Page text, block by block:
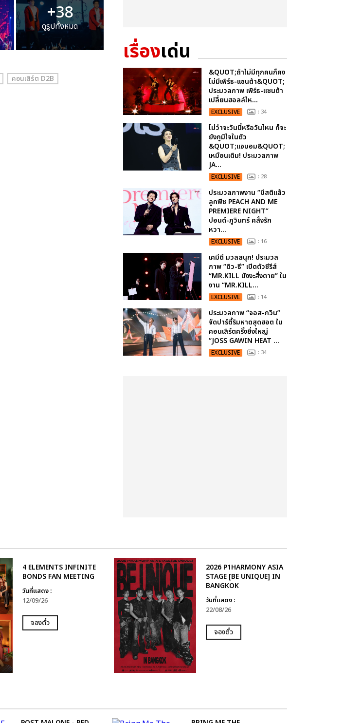
+38
ดูรูปทั้งหมด
คอนเสิร์ต D2B
เรื่องเด่น
&QUOT;ถ้าไม่มีทุกคนก็คง
ไม่มีเพิร์ธ-แซนต้า&QUOT;
ประมวลภาพ เพิร์ธ-แซนต้า
เปลี่ยนฮอลล์ให...
EXCLUSIVE : 34
ไม่ว่าจะวันนี้หรือวันไหน ก็จะ
ยังภูมิใจในตัว
&QUOT;แจบอม&QUOT;
เหมือนเดิม! ประมวลภาพ
JA...
EXCLUSIVE : 28
ประมวลภาพงาน “มีสติแล้ว
ลูกพีช PEACH AND ME
PREMIERE NIGHT”
ปอนด์-ภูวินทร์ คลั่งรัก
หวา...
EXCLUSIVE : 16
เคมีดี มวลสนุก! ประมวล
ภาพ “ดิว-ธี” เปิดตัวซีรีส์
“MR.KILL มังงะสั่งตาย” ใน
งาน “MR.KILL...
EXCLUSIVE : 14
ประมวลภาพ “จอส-กวิน”
จัดปาร์ตี้ริมหาดสุดฮอต ใน
คอนเสิร์ตครั้งยิ่งใหญ่
“JOSS GAWIN HEAT ...
EXCLUSIVE : 34
4 ELEMENTS INFINITE
BONDS FAN MEETING
วันที่แสดง :
12/09/26
จองตั๋ว
2026 P1HARMONY ASIA
STAGE [BE UNIQUE] IN
BANGKOK
วันที่แสดง :
22/08/26
จองตั๋ว